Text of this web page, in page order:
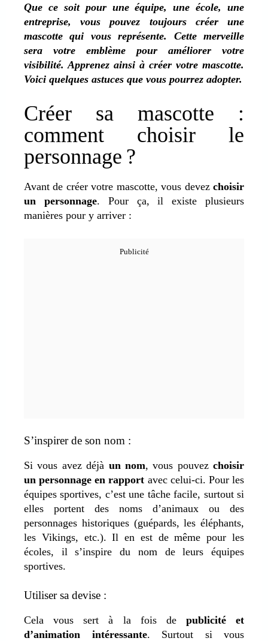
Que ce soit pour une équipe, une école, une
entreprise, vous pouvez toujours créer une
mascotte qui vous représente. Cette merveille
sera votre emblème pour améliorer votre
visibilité. Apprenez ainsi à créer votre mascotte.
Voici quelques astuces que vous pourrez adopter.
Créer sa mascotte :
comment choisir le
personnage ?
Avant de créer votre mascotte, vous devezchoisir
un personnage. Pour ça, il existe plusieurs
manières pour y arriver :
S’inspirer de son nom :
Si vous avez déjà un nom, vous pouvez choisir
un personnage en rapport avec celui-ci. Pour les
équipes sportives, c’est une tâche facile, surtout si
elles portent des noms d’animaux ou des
personnages historiques (guépards, les éléphants,
les Vikings, etc.). Il en est de même pour les
écoles, il s’inspire du nom de leurs équipes
sportives.
Utiliser sa devise :
Cela vous sert à la fois de publicité et
d’animation intéressante. Surtout si vous